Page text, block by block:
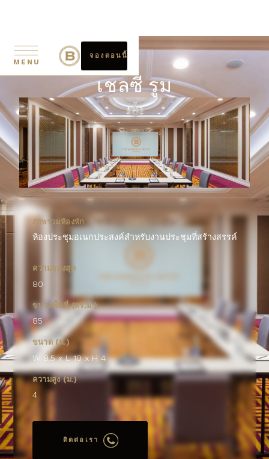
MENU
จองตอนนี้
เชลซี รูม
ภาพรวมห้องพัก
ห้องประชุมอเนกประสงค์สำหรับงานประชุมที่สร้างสรรค์
ความจุสูงสุด
80
ขนาดพื้นที่ (ตร.ม.)
85
ขนาด (ม.)
W 8.5 x L 10 x H 4
ความสูง (ม.)
4
ติดต่อเรา